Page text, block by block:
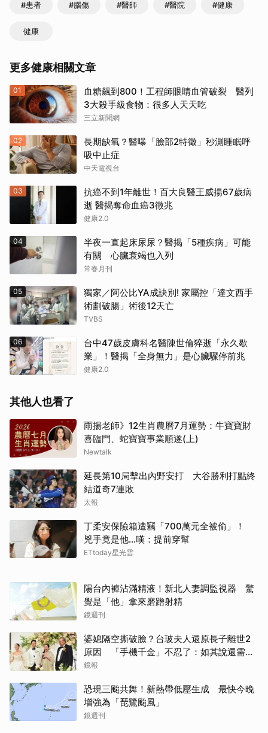
#患者 #腦傷 #醫師 #醫院 #健康
健康
更多健康相關文章
01
血糖飆到800！工程師眼睛血管破裂 醫列
3大殺手級食物：很多人天天吃
三立新聞網
02
長期缺氧？醫曝「臉部2特徵」秒測睡眠呼
吸中止症
中天電視台
03
抗癌不到1年離世！百大良醫王威揚67歲病
逝 醫揭奪命血癌3徵兆
健康2.0
04
半夜一直起床尿尿？醫揭「5種疾病」可能
有關 心臟衰竭也入列
常春月刊
05
獨家／阿公比YA成訣別! 家屬控「達文西手
術劃破腸」術後12天亡
TVBS
06
台中47歲皮膚科名醫陳世倫猝逝「永久歇
業」！醫揭「全身無力」是心臟驟停前兆
健康2.0
其他人也看了
雨揚老師》12生肖農曆7月運勢：牛寶寶財
喜臨門、蛇寶寶事業順遂(上)
Newtalk
延長第10局擊出內野安打 大谷勝利打點終
結道奇7連敗
太報
丁柔安保險箱遭竊「700萬元全被偷」！
兇手竟是他...嘆：提前穿幫
ETtoday星光雲
陽台內褲沾滿精液！新北人妻調監視器 驚
覺是「他」拿來磨蹭射精
鏡週刊
婆媳隔空撕破臉？台玻夫人還原長子離世2
原因 「手機千金」不忍了：如其說還需要
離開嗎？
鏡報
恐現三颱共舞！新熱帶低壓生成 最快今晚
增強為「琵鷺颱風」
鏡週刊